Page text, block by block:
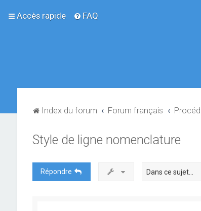
Accès rapide FAQ
Index du forum Forum français
Style de ligne nomenclature
Répondre